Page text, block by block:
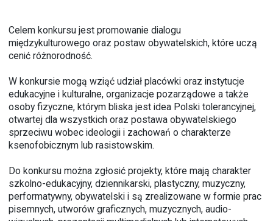
Celem konkursu jest promowanie dialogu
międzykulturowego oraz postaw obywatelskich, które uczą
cenić różnorodność.
W konkursie mogą wziąć udział placówki oraz instytucje
edukacyjne i kulturalne, organizacje pozarządowe a także
osoby fizyczne, którym bliska jest idea Polski tolerancyjnej,
otwartej dla wszystkich oraz postawa obywatelskiego
sprzeciwu wobec ideologii i zachowań o charakterze
ksenofobicznym lub rasistowskim.
Do konkursu można zgłosić projekty, które mają charakter
szkolno-edukacyjny, dziennikarski, plastyczny, muzyczny,
performatywny, obywatelski i są zrealizowane w formie prac
pisemnych, utworów graficznych, muzycznych, audio-